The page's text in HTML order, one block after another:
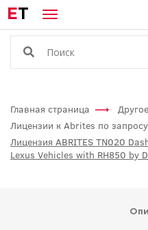
ET
Главная страница
Другое
Лицензии к Abrites по запросу
Лицензия ABRITES TN020
Lexus Vehicles with RH850 by